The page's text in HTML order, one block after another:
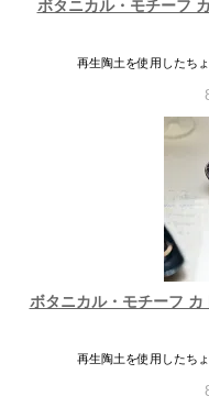
ボタニカル・モチーフ
再生陶土を使用したち
ボタニカル・モチーフ
再生陶土を使用したち